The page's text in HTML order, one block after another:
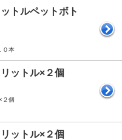
トルペットボト
０本
ットル×２個
２個
ットル×２個